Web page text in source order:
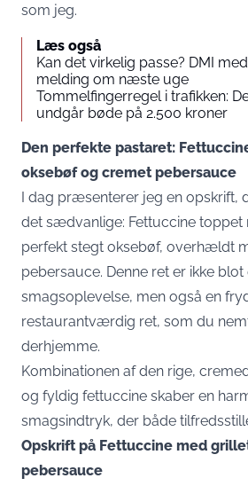
som jeg.
Læs også
Kan det virkelig passe? DMI
melding om næste uge
Tommelfingerregel i trafikken:
undgår bøde på 2.500 kroner
Den perfekte pastaret:
oksebøf og cremet pebersauce
I dag præsenterer jeg en opskrift,
det sædvanlige: Fettuccine toppet
perfekt stegt oksebøf, overhældt
pebersauce. Denne ret er ikke blot
smagsoplevelse, men også en
restaurantværdig ret, som du
derhjemme.
Kombinationen af den rige,
og fyldig fettuccine skaber en
smagsindtryk, der både
Opskrift på Fettuccine med
pebersauce